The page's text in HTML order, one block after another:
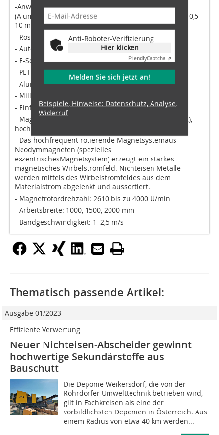
-Anwendung: Separation von Nichteisen-Metallen
(Aluminium, Kupfer, Messing, etc.) im Einsatzbereich 0,5 –
10 mm im Bereich
- Rostasche (Müllverbrennungsasche)
- Auto-Shredder-Rückstände (ASR)
- E-Schrott
- PET Flakes
- Aluminium-Salzschlacke
- Millimetergenaue Einstellbarkeit des Scheitels
- Einfacher Bandwechsel in ca. 10 min möglich
- Magnet: permanent (Neodym Eisen, Bor NdFeB N52),
hochfrequent rotierendes Magnetsystem
- Das hochfrequent rotierende Magnetsystemaus
Neodymmagneten (spezielles
exzentrischesMagnetsystem) erzeugt ein starkes
magnetisches Wirbelstromfeld. Nichteisen Metalle
werden mittels des Wirbelstromfeldes aus dem
Materialstrom abgelenkt und aussortiert.
- Magnetrotordrehzahl: 2610 bis zu 4000 U/min
- Arbeitsbreite: 1000, 1500, 2000 mm
- Bandgeschwindigkeit: 1–2,5 m/s
Anti-Roboter-Verifizierung
Hier klicken
FriendlyCaptcha ⇗
Melden Sie sich jetzt an!
Beispiele, Hinweise: Datenschutz, Analyse,
Widerruf
Thematisch passende Artikel:
Ausgabe 01/2023
Effiziente Verwertung
Neuer Nichteisen-Abscheider gewinnt
hochwertige Sekundärstoffe aus
Bauschutt
Die Deponie Weikersdorf, die von der
Rohrdorfer Umwelttechnik betrieben wird,
gilt in Fachkreisen als eine der
vorbildlichsten Deponien in Österreich. Aus
einem Radius von etwa 40 km werden...